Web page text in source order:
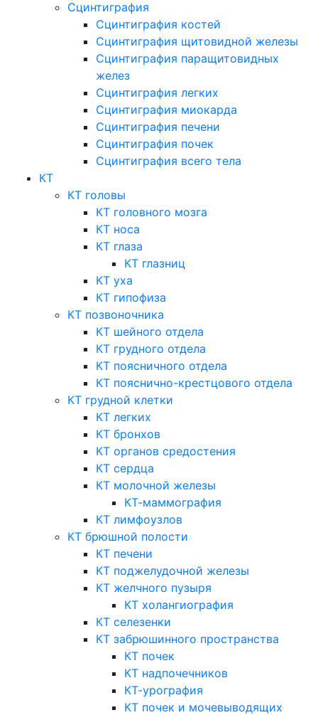
Сцинтиграфия
Сцинтиграфия костей
Сцинтиграфия щитовидной железы
Сцинтиграфия паращитовидных
желез
Сцинтиграфия легких
Сцинтиграфия миокарда
Сцинтиграфия печени
Сцинтиграфия почек
Сцинтиграфия всего тела
КТ
КТ головы
КТ головного мозга
КТ носа
КТ глаза
КТ глазниц
КТ уха
КТ гипофиза
КТ позвоночника
КТ шейного отдела
КТ грудного отдела
КТ поясничного отдела
КТ пояснично-крестцового отдела
КТ грудной клетки
КТ легких
КТ бронхов
КТ органов средостения
КТ сердца
КТ молочной железы
КТ-маммография
КТ лимфоузлов
КТ брюшной полости
КТ печени
КТ поджелудочной железы
КТ желчного пузыря
КТ холангиография
КТ селезенки
КТ забрюшинного пространства
КТ почек
КТ надпочечников
КТ-урография
КТ почек и мочевыводящих